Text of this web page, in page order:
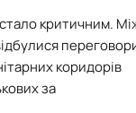
критичним.
коридорів
за